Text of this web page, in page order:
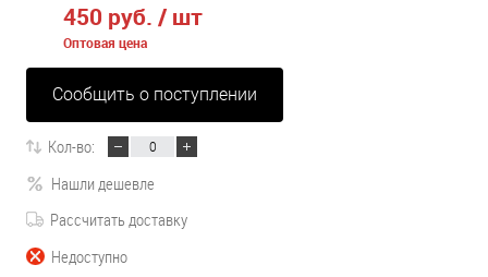
450 руб. / шт
Оптовая цена
Сообщить о поступлении
Кол-во:
Нашли дешевле
Рассчитать доставку
Недоступно